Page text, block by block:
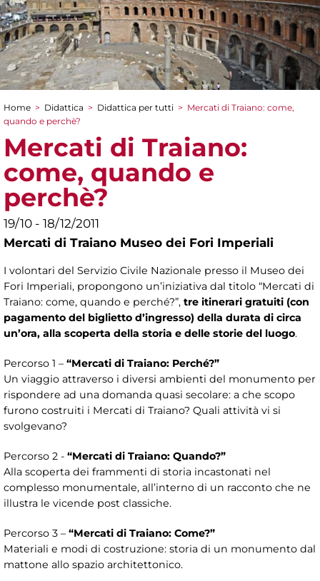
Tu sei qui
Home > Didattica > Didattica per tutti > Mercati di Traiano: come,
quando e perchè?
Mercati di Traiano:
come, quando e
perchè?
19/10 - 18/12/2011
Mercati di Traiano Museo dei Fori Imperiali
I volontari del Servizio Civile Nazionale presso il Museo dei
Fori Imperiali, propongono un’iniziativa dal titolo “Mercati di
Traiano: come, quando e perché?”, tre itinerari gratuiti (con
pagamento del biglietto d’ingresso) della durata di circa
un’ora, alla scoperta della storia e delle storie del luogo.
Percorso 1 – “Mercati di Traiano: Perché?”
Un viaggio attraverso i diversi ambienti del monumento per
rispondere ad una domanda quasi secolare: a che scopo
furono costruiti i Mercati di Traiano? Quali attività vi si
svolgevano?
Percorso 2 - “Mercati di Traiano: Quando?”
Alla scoperta dei frammenti di storia incastonati nel
complesso monumentale, all’interno di un racconto che ne
illustra le vicende post classiche.
Percorso 3 – “Mercati di Traiano: Come?”
Materiali e modi di costruzione: storia di un monumento dal
mattone allo spazio architettonico.